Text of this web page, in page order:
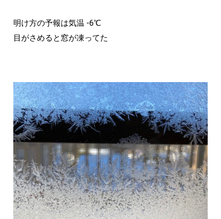
明け方の予報は気温 -6℃
目がさめると窓が凍ってた